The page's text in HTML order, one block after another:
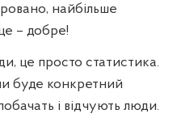
найбільше
– добре!
це просто статистика.
буде конкретний
і відчують люди.